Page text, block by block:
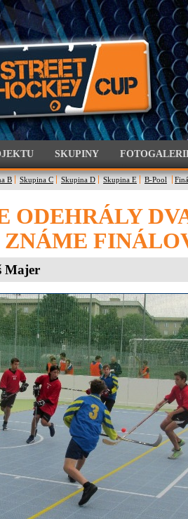
SKUPINY
B Skupina C Skupina D Skupina E B-Pool
ODEHRÁLY
ZNÁME
Majer